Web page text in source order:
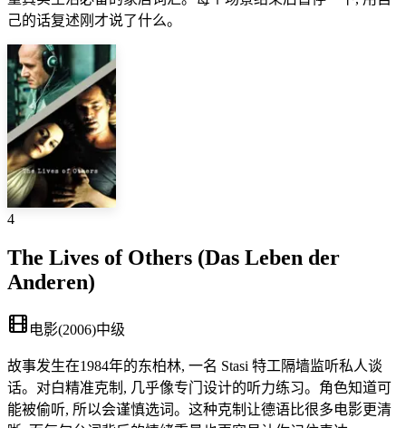
己的话复述刚才说了什么。
4
The Lives of Others (Das Leben der
Anderen)
电影(2006)中级
故事发生在1984年的东柏林, 一名 Stasi 特工隔墙监听私人谈
话。对白精准克制, 几乎像专门设计的听力练习。角色知道可
能被偷听, 所以会谨慎选词。这种克制让德语比很多电影更清